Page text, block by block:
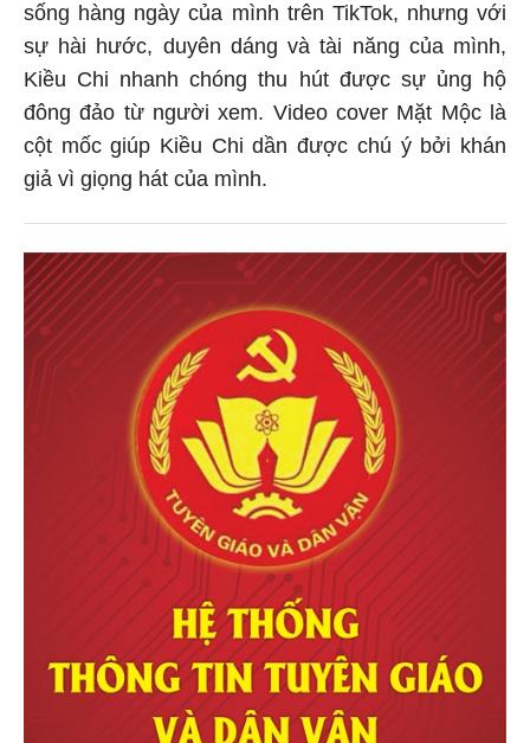
sống hàng ngày của mình trên TikTok, nhưng với
sự hài hước, duyên dáng và tài năng của mình,
Kiều Chi nhanh chóng thu hút được sự ủng hộ
đông đảo từ người xem. Video cover Mặt Mộc là
cột mốc giúp Kiều Chi dần được chú ý bởi khán
giả vì giọng hát của mình.